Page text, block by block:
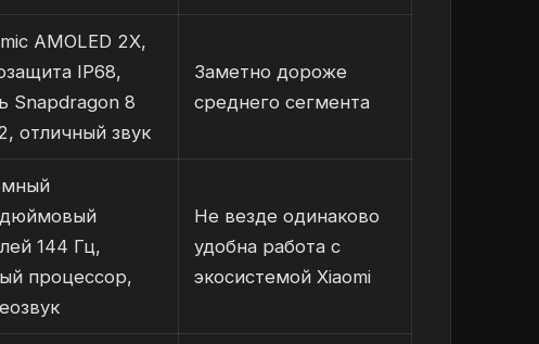
AMOLED 2X,
IP68,
Snapdragon 8
отличный звук
Заметно дороже
среднего сегмента
144 Гц,
процессор,
Не везде одинаково
удобна работа с
экосистемой Xiaomi